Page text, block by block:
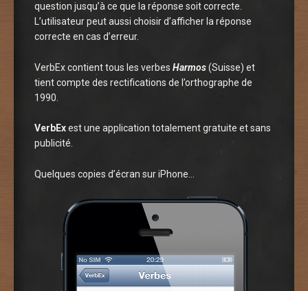
question jusqu’à ce que la réponse soit correcte.
L’utilisateur peut aussi choisir d’afficher la réponse
correcte en cas d’erreur.
VerbEx contient tous les verbes Harmos(Suisse) et
tient compte des rectifications de l’orthographe de
1990.
VerbExest une application totalement gratuite et sans
publicité.
Quelques copies d’écran sur iPhone…